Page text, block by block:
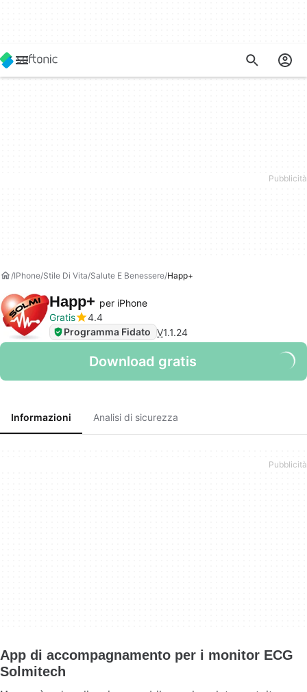
IPhone Stile Di Vita Salute E Benessere Happ+
Happ+ per iPhone
Gratis
4.4
Programma Fidato V1.1.24
Download gratis
Informazioni Analisi di sicurezza
App di accompagnamento per i monitor ECG
Solmitech